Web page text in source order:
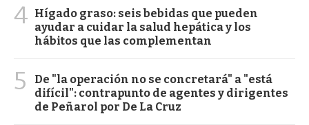
4 Hígado graso: seis bebidas que pueden
ayudar a cuidar la salud hepática y los
hábitos que las complementan
5
De "la operación no se concretará" a "está
difícil": contrapunto de agentes y dirigentes
de Peñarol por De La Cruz